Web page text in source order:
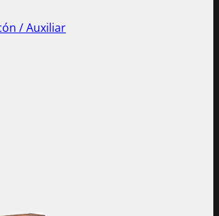
/ Auxiliar